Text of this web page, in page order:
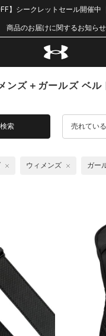
】シークレットセール開催中
商品のお届けに関するお知らせ
ンズ＋ガールズ ベル
索 売れてい
ウィメンズ ガー